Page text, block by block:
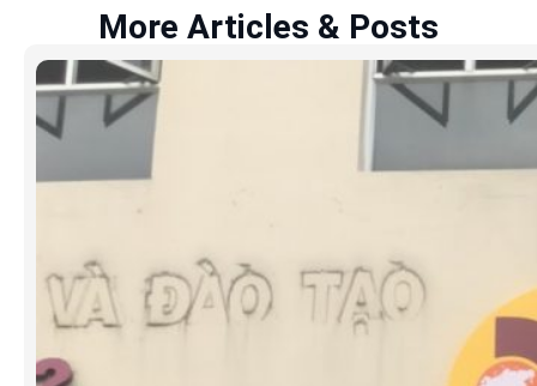
More Articles & Posts